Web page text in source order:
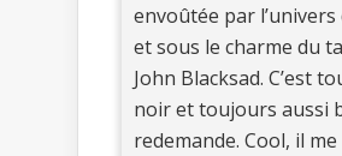
envoûtée par l’univers
et sous le charme du
John Blacksad. C’est
noir et toujours aussi
redemande. Cool, il